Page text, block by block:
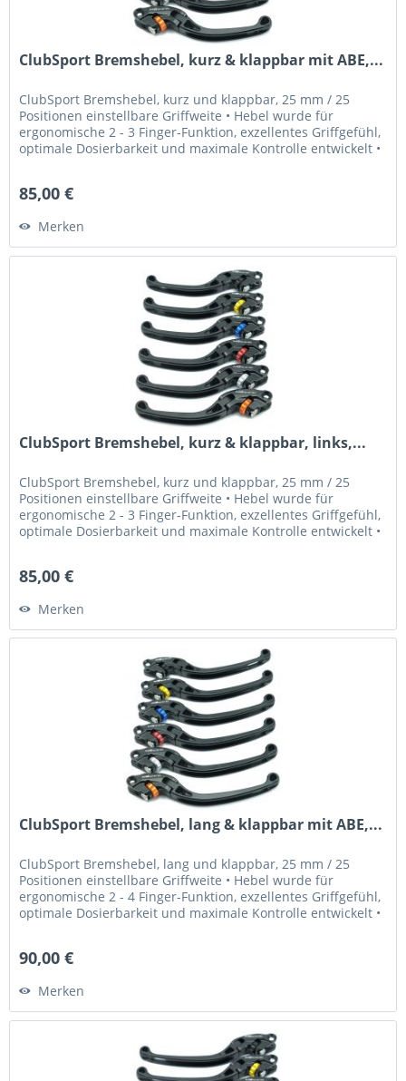
ClubSport Bremshebel, kurz & klappbar mit ABE,...
ClubSport Bremshebel, kurz und klappbar, 25 mm / 25
Positionen einstellbare Griffweite • Hebel wurde für
ergonomische 2 - 3 Finger-Funktion, exzellentes Griffgefühl,
optimale Dosierbarkeit und maximale Kontrolle entwickelt •
85,00 €
Merken
ClubSport Bremshebel, kurz & klappbar, links,...
ClubSport Bremshebel, kurz und klappbar, 25 mm / 25
Positionen einstellbare Griffweite • Hebel wurde für
ergonomische 2 - 3 Finger-Funktion, exzellentes Griffgefühl,
optimale Dosierbarkeit und maximale Kontrolle entwickelt •
85,00 €
Merken
ClubSport Bremshebel, lang & klappbar mit ABE,...
ClubSport Bremshebel, lang und klappbar, 25 mm / 25
Positionen einstellbare Griffweite • Hebel wurde für
ergonomische 2 - 4 Finger-Funktion, exzellentes Griffgefühl,
optimale Dosierbarkeit und maximale Kontrolle entwickelt •
90,00 €
Merken